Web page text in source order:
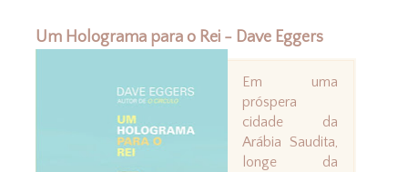
Um Holograma para o Rei - Dave Eggers
Em uma
próspera
cidade da
Arábia Saudita,
longe da